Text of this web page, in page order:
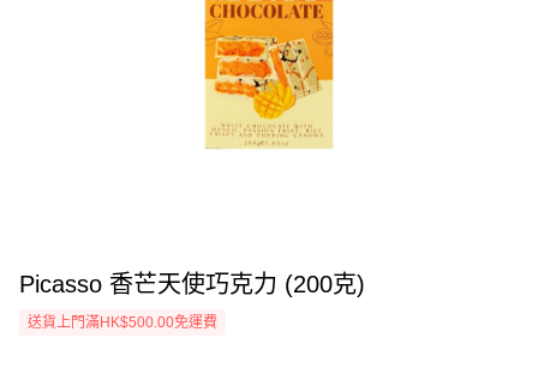
Picasso 香芒天使巧克力 (200克)
送貨上門滿HK$500.00免運費